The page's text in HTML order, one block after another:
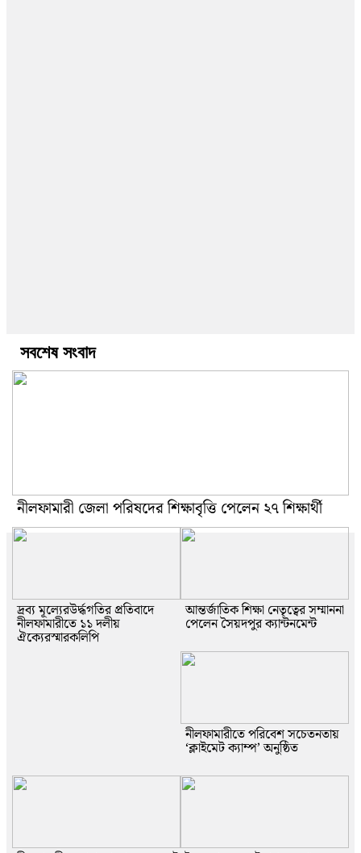
সবশেষ সংবাদ
নীলফামারী জেলা পরিষদের শিক্ষাবৃত্তি পেলেন ২৭ শিক্ষার্থী
দ্রব্য মূল্যেরউর্দ্ধগতির প্রতিবাদে
নীলফামারীতে ১১ দলীয়
ঐক্যেরস্মারকলিপি
আন্তর্জাতিক শিক্ষা নেতৃত্বের সম্মাননা
পেলেন সৈয়দপুর ক্যান্টনমেন্ট
নীলফামারীতে পরিবেশ সচেতনতায়
‘ক্লাইমেট ক্যাম্প’ অনুষ্ঠিত